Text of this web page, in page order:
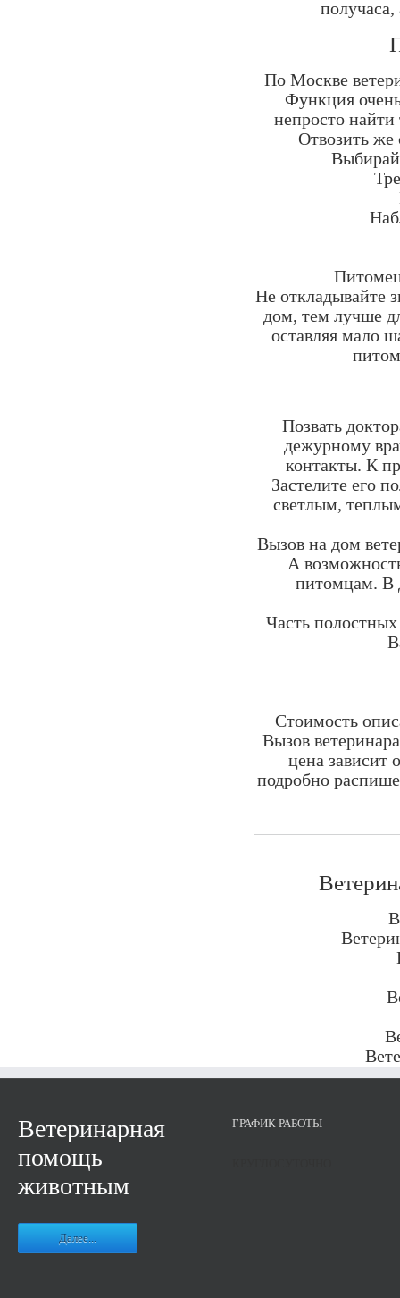
По Москве
Функция
непросто
Отвозить же
Не откладывайте
дом, тем лучше
оставляя мало
Позвать
дежурному
контакты. К
Застелите его
светлым,
Вызов на дом
А
питомцам. В
Часть
Стоимость
Вызов
цена зависит
подробно
Ветеринарная
помощь
животным
Далее...
ГРАФИК РАБОТЫ